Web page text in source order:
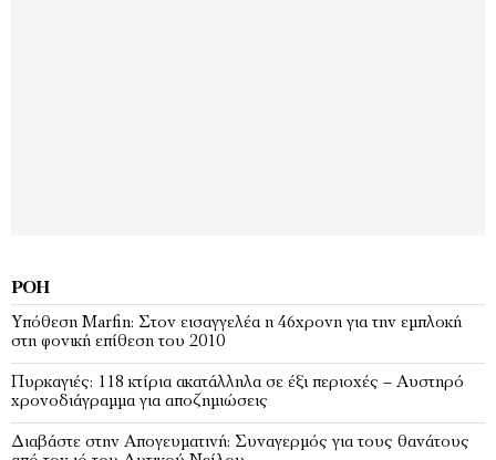
ΡΟΉ
Υπόθεση Marfin: Στον εισαγγελέα η 46χρονη για την εμπλοκή
στη φονική επίθεση του 2010
Πυρκαγιές: 118 κτίρια ακατάλληλα σε έξι περιοχές – Αυστηρό
χρονοδιάγραμμα για αποζημιώσεις
Διαβάστε στην Απογευματινή: Συναγερμός για τους θανάτους